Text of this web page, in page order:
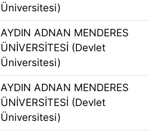
Üniversitesi)
AYDIN ADNAN MENDERES
ÜNİVERSİTESİ (Devlet
Üniversitesi)
AYDIN ADNAN MENDERES
ÜNİVERSİTESİ (Devlet
Üniversitesi)